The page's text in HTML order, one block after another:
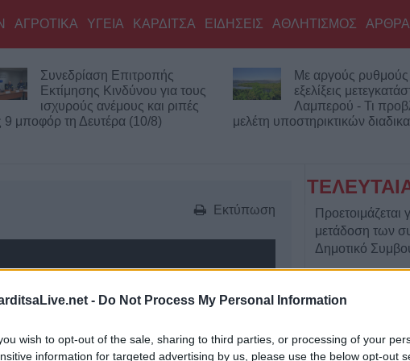
- Do Not Process My Personal Information
wish to opt-out of the sale, sharing to third parties, or processing of your
information for targeted advertising by us, please use the below opt-out
ΑΓΡΟΤΙΚΑ ΥΓΕΙΑ ΚΑΡΔΙΤΣΑ ΕΙΔΗΣΕΙΣ ΑΘΛΗΤΙΣΜΟΣ ΑΡΘΡΑ
Συνεδρίαση Επιτροπής
Εκτίμησης Κινδύνου για τους
ισχυρούς ανέμους και ριπές
9 μποφόρ τη Δευτέρα (10/8)
Με αργούς ρυθμούς
εξελίξεις
Λαμπερού - Τι
μελέτη υποστηρικτικών
Εκτύπωση
Προβολές:
Προετοιμάζεται
μετάδοση των
Δημοτικό
9 Αυγούστου 2026, 22:10
1.296 φιάλες
ευρώ οι